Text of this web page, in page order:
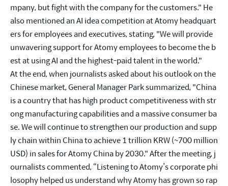
mpany, but fight with the company for the customers." He
also mentioned an AI idea competition at Atomy headquart
ers for employees and executives, stating, "We will provide
unwavering support for Atomy employees to become the b
est at using AI and the highest-paid talent in the world."
At the end, when journalists asked about his outlook on the
Chinese market, General Manager Park summarized, "China
is a country that has high product competitiveness with str
ong manufacturing capabilities and a massive consumer ba
se. We will continue to strengthen our production and supp
ly chain within China to achieve 1 trillion KRW (~700 million
USD) in sales for Atomy China by 2030." After the meeting, j
ournalists commented, “Listening to Atomy’s corporate phi
losophy helped us understand why Atomy has grown so rap